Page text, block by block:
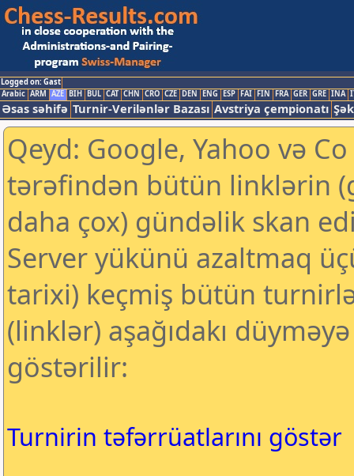
Logged on: Gast
Arabic ARM AZE BIH BUL CAT CHN CRO CZE DEN ENG ESP FAI FIN FRA GER GRE INA
Əsas səhifə Turnir-Verilənlər Bazası Avstriya çempionatı
Qeyd: Google, Yahoo və
tərəfindən bütün linklərin
daha çox) gündəlik skan
Server yükünü azaltmaq
tarixi) keçmiş bütün
(linklər) aşağıdakı
göstərilir:
Turnirin təfərrüatlarını göstər